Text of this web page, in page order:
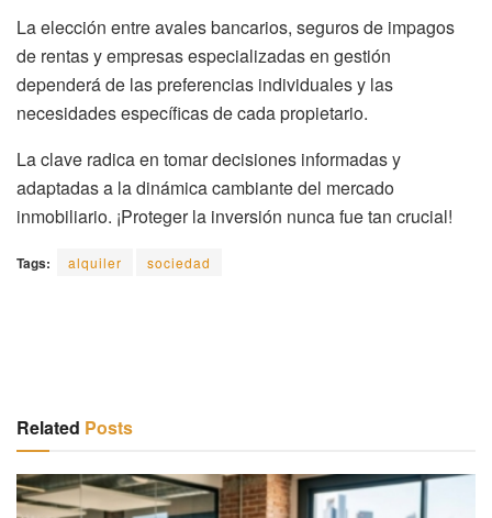
La elección entre avales bancarios, seguros de impagos
de rentas y empresas especializadas en gestión
dependerá de las preferencias individuales y las
necesidades específicas de cada propietario.
La clave radica en tomar decisiones informadas y
adaptadas a la dinámica cambiante del mercado
inmobiliario. ¡Proteger la inversión nunca fue tan crucial!
Tags: alquiler sociedad
Related Posts